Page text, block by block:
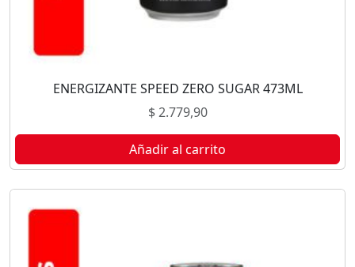
ENERGIZANTE SPEED ZERO SUGAR 473ML
$2.779,90
Añadir al carrito